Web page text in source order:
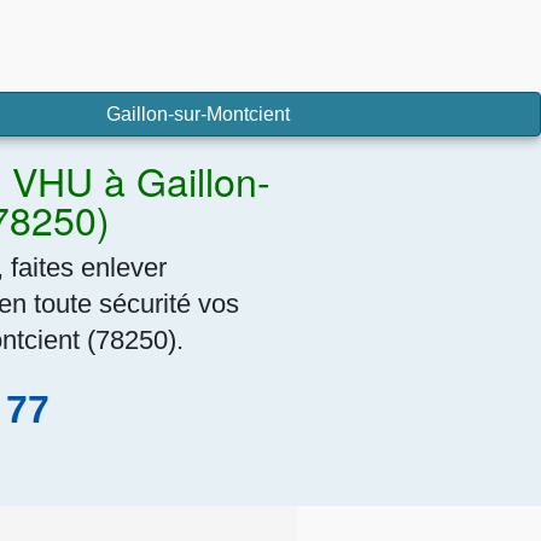
Gaillon-sur-Montcient
à Gaillon-
faites enlever
toute sécurité vos
(78250).